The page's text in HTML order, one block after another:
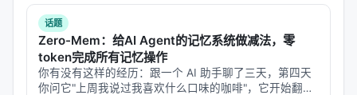
话题
Zero-Mem：给AI Agent的记忆系统做减法，零
token完成所有记忆操作
你有没有这样的经历：跟一个 AI 助手聊了三天，第四天
你问它"上周我说过我喜欢什么口味的咖啡"，它开始翻聊